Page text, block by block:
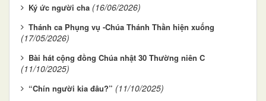
Ký ức người cha (16/06/2026)
Thánh ca Phụng vụ -Chúa Thánh Thần hiện xuống
(17/05/2026)
Bài hát cộng đồng Chúa nhật 30 Thường niên C
(11/10/2025)
“Chín người kia đâu?” (11/10/2025)